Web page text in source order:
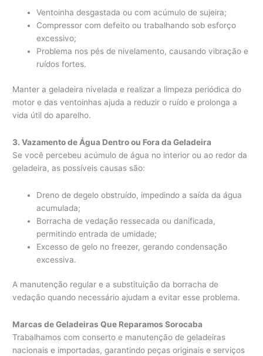
Ventoinha desgastada ou com acúmulo de sujeira;
Compressor com defeito ou trabalhando sob esforço
excessivo;
Problema nos pés de nivelamento, causando vibração e
ruídos fortes.
Manter a geladeira nivelada e realizar a limpeza periódica do
motor e das ventoinhas ajuda a reduzir o ruído e prolonga a
vida útil do aparelho.
3. Vazamento de Água Dentro ou Fora da Geladeira
Se você percebeu acúmulo de água no interior ou ao redor da
geladeira, as possíveis causas são:
Dreno de degelo obstruído, impedindo a saída da água
acumulada;
Borracha de vedação ressecada ou danificada,
permitindo entrada de umidade;
Excesso de gelo no freezer, gerando condensação
excessiva.
A manutenção regular e a substituição da borracha de
vedação quando necessário ajudam a evitar esse problema.
Marcas de Geladeiras Que Reparamos Sorocaba
Trabalhamos com conserto e manutenção de geladeiras
nacionais e importadas, garantindo peças originais e serviços